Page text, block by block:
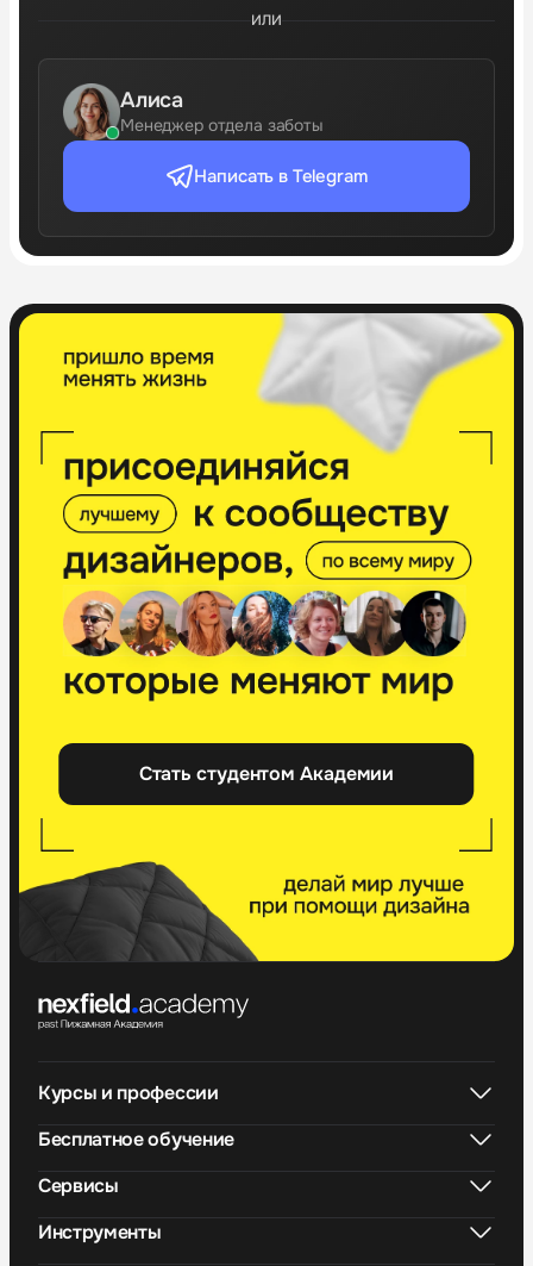
ИЛИ
Алиса
Менеджер отдела заботы
Написать в Telegram
Стать студентом Академии
Курсы и профессии
Бесплатное обучение
Сервисы
Инструменты